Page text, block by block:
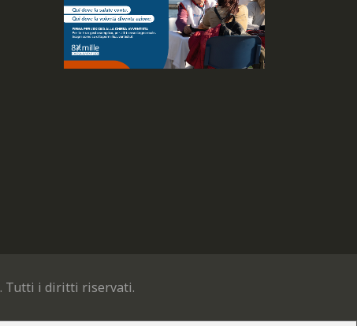
. Tutti i diritti riservati.